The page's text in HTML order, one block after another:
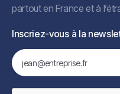
partout en France et à
Inscriez-vous à la